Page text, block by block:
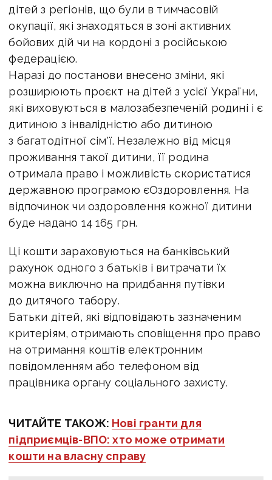
дітей з регіонів, що були в тимчасовій
окупації, які знаходяться в зоні активних
бойових дій чи на кордоні з російською
федерацією.
Наразі до постанови внесено зміни, які
розширюють проєкт на дітей з усієї України,
які виховуються в малозабезпеченій родині і є
дитиною з інвалідністю або дитиною
з багатодітної сім'ї. Незалежно від місця
проживання такої дитини, її родина
отримала право і можливість скористатися
державною програмою єОздоровлення. На
відпочинок чи оздоровлення кожної дитини
буде надано 14 165 грн.
Ці кошти зараховуються на банківський
рахунок одного з батьків і витрачати їх
можна виключно на придбання путівки
до дитячого табору.
Батьки дітей, які відповідають зазначеним
критеріям, отримають сповіщення про право
на отримання коштів електронним
повідомленням або телефоном від
працівника органу соціального захисту.
ЧИТАЙТЕ ТАКОЖ: Нові гранти для
підприємців-ВПО: хто може отримати
кошти на власну справу